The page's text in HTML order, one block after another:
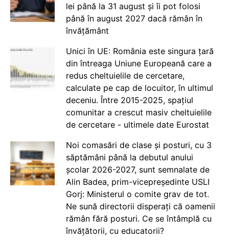
lei până la 31 august și îi pot folosi
până în august 2027 dacă rămân în
învățământ
Unici în UE: România este singura țară
din întreaga Uniune Europeană care a
redus cheltuielile de cercetare,
calculate pe cap de locuitor, în ultimul
deceniu. Între 2015-2025, spațiul
comunitar a crescut masiv cheltuielile
de cercetare - ultimele date Eurostat
Noi comasări de clase și posturi, cu 3
săptămâni până la debutul anului
școlar 2026-2027, sunt semnalate de
Alin Badea, prim-vicepreședinte USLI
Gorj: Ministerul o comite grav de tot.
Ne sună directorii disperați că oamenii
rămân fără posturi. Ce se întâmplă cu
învățătorii, cu educatorii?